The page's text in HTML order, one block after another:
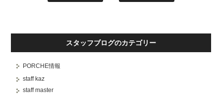
スタッフブログのカテゴリー
PORCHE情報
staff kaz
staff master